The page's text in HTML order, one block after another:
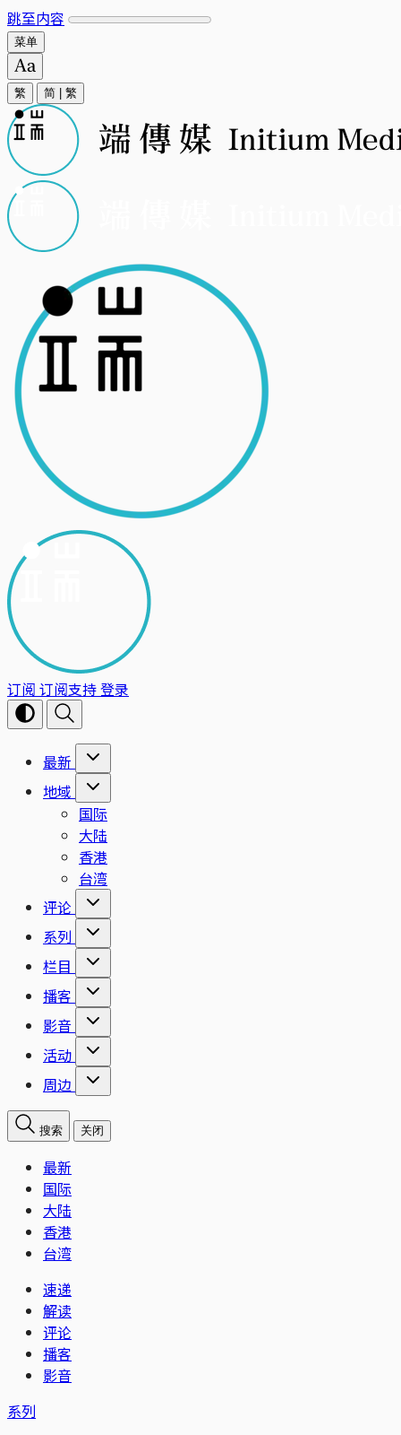
跳至内容
菜单
繁 简 繁
订阅 订阅支持登录
最新
地域
国际
大陆
香港
台湾
评论
系列
栏目
播客
影音
活动
周边
搜索 关闭
最新
国际
大陆
香港
台湾
速递
解读
评论
播客
影音
系列